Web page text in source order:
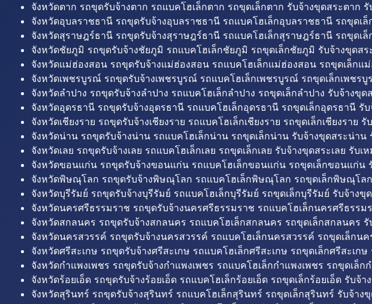
จังหวัดตาก รถขุดรับจ้างตาก รถแบคโฮเล็กตาก รถขุดเล็กตาก รับจ้างขุดสระตาก
จังหวัดอุบลราชธานี รถขุดรับจ้างอุบลราชธานี รถแบคโฮเล็กอุบลราชธานี รถขุด
จังหวัดสุราษฎร์ธานี รถขุดรับจ้างสุราษฎร์ธานี รถแบคโฮเล็กสุราษฎร์ธานี รถขุด
จังหวัดชัยภูมิ รถขุดรับจ้างชัยภูมิ รถแบคโฮเล็กชัยภูมิ รถขุดเล็กชัยภูมิ รับจ้างขุดส
จังหวัดแม่ฮ่องสอน รถขุดรับจ้างแม่ฮ่องสอน รถแบคโฮเล็กแม่ฮ่องสอน รถขุดเล็ก
จังหวัดเพชรบูรณ์ รถขุดรับจ้างเพชรบูรณ์ รถแบคโฮเล็กเพชรบูรณ์ รถขุดเล็กเพช
จังหวัดลำปาง รถขุดรับจ้างลำปาง รถแบคโฮเล็กลำปาง รถขุดเล็กลำปาง รับจ้างขุ
จังหวัดอุดรธานี รถขุดรับจ้างอุดรธานี รถแบคโฮเล็กอุดรธานี รถขุดเล็กอุดรธานี รั
จังหวัดเชียงราย รถขุดรับจ้างเชียงราย รถแบคโฮเล็กเชียงราย รถขุดเล็กเชียงราย
จังหวัดน่าน รถขุดรับจ้างน่าน รถแบคโฮเล็กน่าน รถขุดเล็กน่าน รับจ้างขุดสระน่าน
จังหวัดเลย รถขุดรับจ้างเลย รถแบคโฮเล็กเลย รถขุดเล็กเลย รับจ้างขุดสระเลย รับเ
จังหวัดขอนแก่น รถขุดรับจ้างขอนแก่น รถแบคโฮเล็กขอนแก่น รถขุดเล็กขอนแก่
จังหวัดพิษณุโลก รถขุดรับจ้างพิษณุโลก รถแบคโฮเล็กพิษณุโลก รถขุดเล็กพิษณุโ
จังหวัดบุรีรัมย์ รถขุดรับจ้างบุรีรัมย์ รถแบคโฮเล็กบุรีรัมย์ รถขุดเล็กบุรีรัมย์ รับจ้าง
จังหวัดนครศรีธรรมราช รถขุดรับจ้างนครศรีธรรมราช รถแบคโฮเล็กนครศรีธรร
จังหวัดสกลนคร รถขุดรับจ้างสกลนคร รถแบคโฮเล็กสกลนคร รถขุดเล็กสกลนคร
จังหวัดนครสวรรค์ รถขุดรับจ้างนครสวรรค์ รถแบคโฮเล็กนครสวรรค์ รถขุดเล็กน
จังหวัดศรีสะเกษ รถขุดรับจ้างศรีสะเกษ รถแบคโฮเล็กศรีสะเกษ รถขุดเล็กศรีสะเก
จังหวัดกำแพงเพชร รถขุดรับจ้างกำแพงเพชร รถแบคโฮเล็กกำแพงเพชร รถขุดเล็
จังหวัดร้อยเอ็ด รถขุดรับจ้างร้อยเอ็ด รถแบคโฮเล็กร้อยเอ็ด รถขุดเล็กร้อยเอ็ด รับจ้
จังหวัดสุรินทร์ รถขุดรับจ้างสุรินทร์ รถแบคโฮเล็กสุรินทร์ รถขุดเล็กสุรินทร์ รับจ้าง